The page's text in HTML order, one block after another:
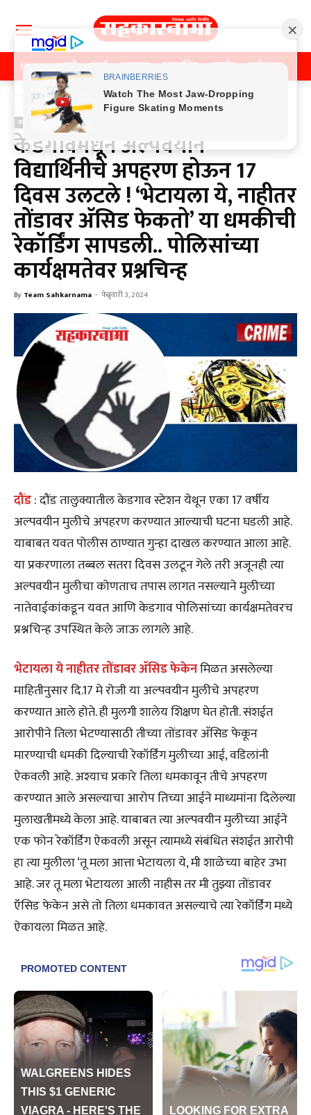
Home पुणे मुंबई महाराष्ट्र राजकीय क्राईम मनोरंजन
Home क्राईम
क्राईम
केडगावमधून अल्पवयीन
विद्यार्थिनीचे अपहरण होऊन 17
दिवस उलटले ! ‘भेटायला ये, नाहीतर
तोंडावर अ‍ॅसिड फेकतो’ या धमकीची
रेकॉर्डिंग सापडली.. पोलिसांच्या
कार्यक्षमतेवर प्रश्नचिन्ह
By Team Sahkarnama - फेब्रुवारी 3, 2024
दौंड: दौंड तालुक्यातील केडगाव स्टेशन येथून एका 17 वर्षीय
अल्पवयीन मुलीचे अपहरण करण्यात आल्याची घटना घडली आहे.
याबाबत यवत पोलीस ठाण्यात गुन्हा दाखल करण्यात आला आहे.
या प्रकरणाला तब्बल सतरा दिवस उलटून गेले तरी अजूनही त्या
अल्पवयीन मुलीचा कोणताच तपास लागत नसल्याने मुलीच्या
नातेवाईकांकडून यवत आणि केडगाव पोलिसांच्या कार्यक्षमतेवरच
प्रश्नचिन्ह उपस्थित केले जाऊ लागले आहे.
भेटायला ये नाहीतर तोंडावर अ‍ॅसिड फेकेनमिळत असलेल्या
माहितीनुसार दि.17 मे रोजी या अल्पवयीन मुलीचे अपहरण
करण्यात आले होते. ही मुलगी शालेय शिक्षण घेत होती. संशईत
आरोपीने तिला भेटण्यासाठी तीच्या तोंडावर अ‍ॅसिड फेकून
मारण्याची धमकी दिल्याची रेकॉर्डिंग मुलीच्या आई, वडिलांनी
ऐकवली आहे. अश्याच प्रकारे तिला धमकावून तीचे अपहरण
करण्यात आले असल्याचा आरोप तिच्या आईने माध्यमांना दिलेल्या
मुलाखतीमध्ये केला आहे. याबाबत त्या अल्पवयीन मुलीच्या आईने
एक फोन रेकॉर्डिंग ऐकवली असून त्यामध्ये संबंधित संशईत आरोपी
हा त्या मुलीला ‘तू मला आत्ता भेटायला ये, मी शाळेच्या बाहेर उभा
आहे. जर तू मला भेटायला आली नाहीस तर मी तुझ्या तोंडावर
ऍसिड फेकेन असे तो तिला धमकावत असल्याचे त्या रेकॉर्डिंग मध्ये
ऐकायला मिळत आहे.